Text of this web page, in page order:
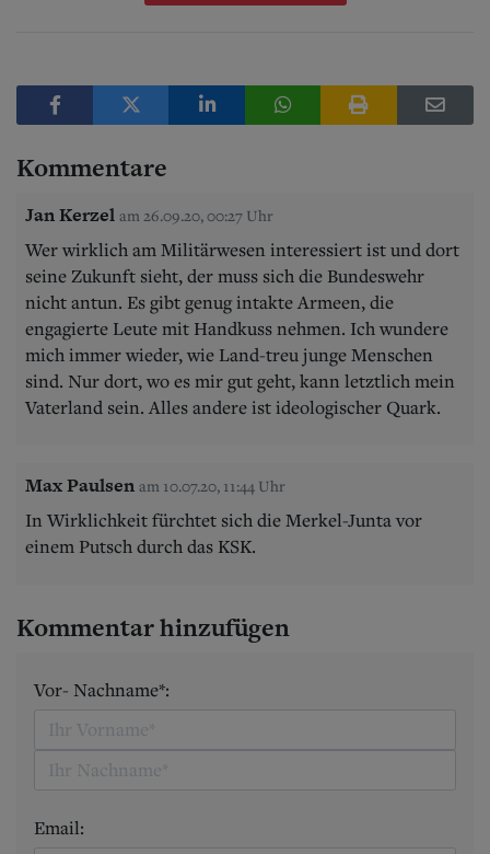
Kommentare
Jan Kerzel am 26.09.20, 00:27 Uhr
Wer wirklich am Militärwesen interessiert ist und dort
seine Zukunft sieht, der muss sich die Bundeswehr
nicht antun. Es gibt genug intakte Armeen, die
engagierte Leute mit Handkuss nehmen. Ich wundere
mich immer wieder, wie Land-treu junge Menschen
sind. Nur dort, wo es mir gut geht, kann letztlich mein
Vaterland sein. Alles andere ist ideologischer Quark.
Max Paulsen am 10.07.20, 11:44 Uhr
In Wirklichkeit fürchtet sich die Merkel-Junta vor
einem Putsch durch das KSK.
Kommentar hinzufügen
Vor- Nachname*:
Email: